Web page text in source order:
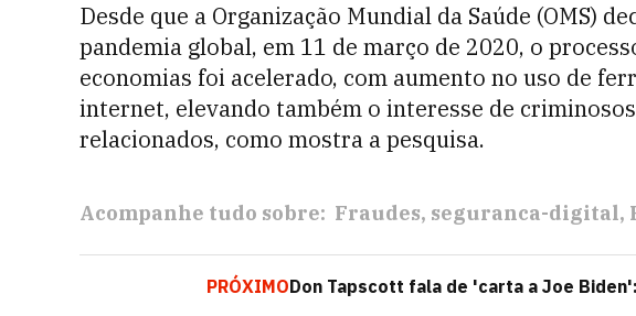
Desde que a Organização Mundial da Saúde (OMS)
pandemia global, em 11 de março de 2020, o
economias foi acelerado, com aumento no uso de
internet, elevando também o interesse de
relacionados, como mostra a pesquisa.
Acompanhe tudo sobre: Fraudes seguranca-digital
PRÓXIMODon Tapscott fala de 'carta a Joe